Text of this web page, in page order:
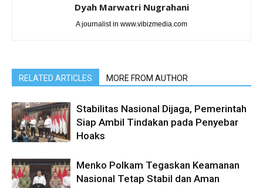
Dyah Marwatri Nugrahani
A journalist in www.vibizmedia.com
RELATED ARTICLES MORE FROM AUTHOR
Stabilitas Nasional Dijaga, Pemerintah
Siap Ambil Tindakan pada Penyebar
Hoaks
Menko Polkam Tegaskan Keamanan
Nasional Tetap Stabil dan Aman